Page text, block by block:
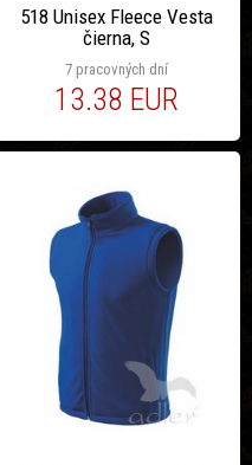
518 Unisex Fleece Vesta
čierna, S
7 pracovných dní
13.38 EUR